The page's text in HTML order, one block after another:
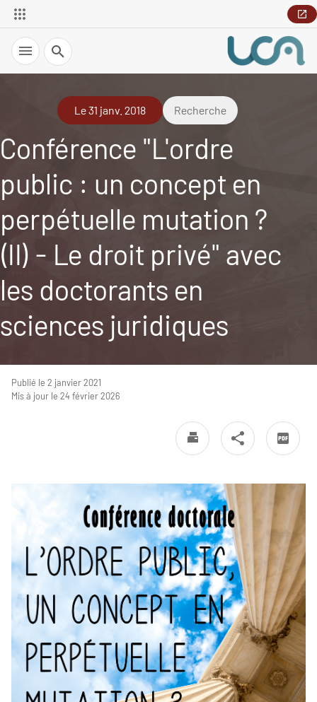
Recherche
Le 31 janv. 2018 Recherche
Conférence "L'ordre
public : un concept en
perpétuelle mutation ?
(II) - Le droit privé" avec
les doctorants en
sciences juridiques
Publié le 2 janvier 2021
Mis à jour le 24 février 2026